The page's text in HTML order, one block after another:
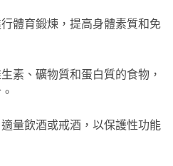
體育鍛煉，提高身體素質和免
素、礦物質和蛋白質的食物，
量飲酒或戒酒，以保護性功能